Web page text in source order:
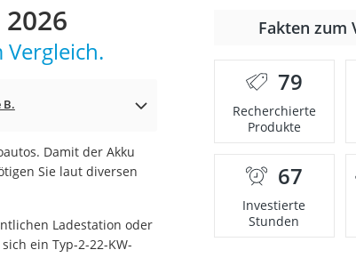
B.
Damit der Akku
Sie laut diversen
Ladestation oder
ein Typ-2-22-KW-
Fakten zum
79
Recherchierte
Produkte
67
Investierte
Stunden